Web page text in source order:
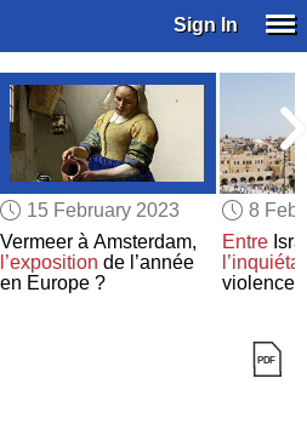
Sign In
15 February 2023
Vermeer à Amsterdam,
l’exposition de l’année
en Europe ?
8
Entre
violence